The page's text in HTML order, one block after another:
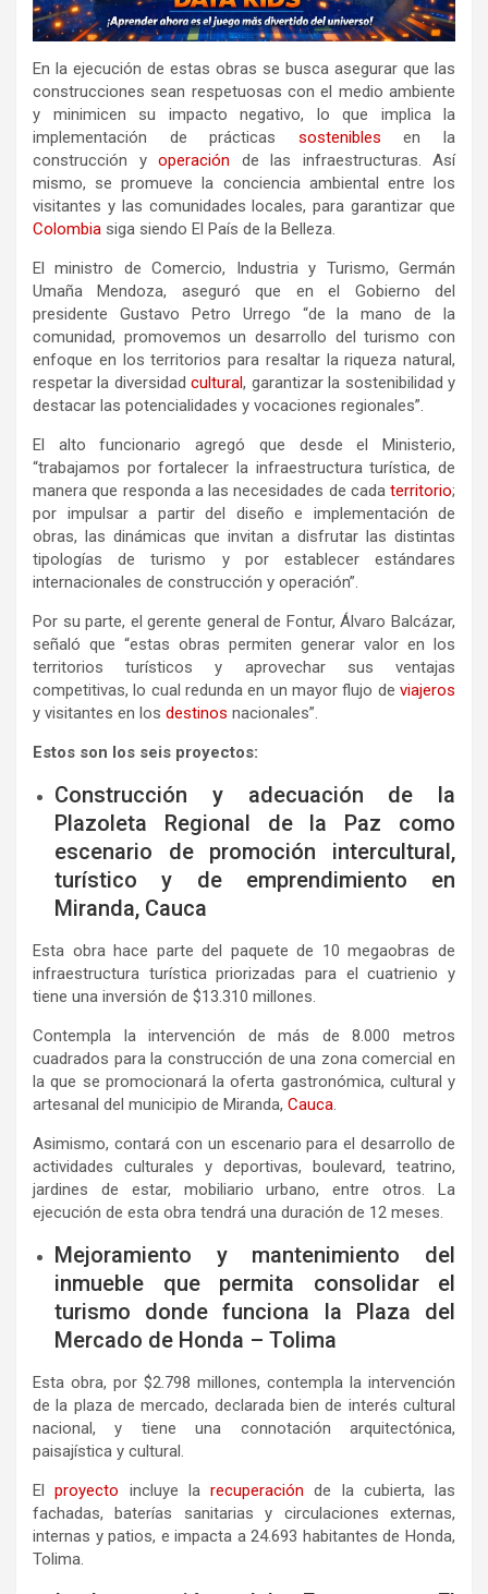
En la ejecución de estas obras se busca asegurar que las
construcciones sean respetuosas con el medio ambiente
y minimicen su impacto negativo, lo que implica la
implementación de prácticas sostenibles en la
construcción y operación de las infraestructuras. Así
mismo, se promueve la conciencia ambiental entre los
visitantes y las comunidades locales, para garantizar que
Colombia siga siendo El País de la Belleza.
El ministro de Comercio, Industria y Turismo, Germán
Umaña Mendoza, aseguró que en el Gobierno del
presidente Gustavo Petro Urrego “de la mano de la
comunidad, promovemos un desarrollo del turismo con
enfoque en los territorios para resaltar la riqueza natural,
respetar la diversidadcultural, garantizar la sostenibilidad y
destacar las potencialidades y vocaciones regionales”.
El alto funcionario agregó que desde el Ministerio,
“trabajamos por fortalecer la infraestructura turística, de
manera que responda a las necesidades de cada territorio;
por impulsar a partir del diseño e implementación de
obras, las dinámicas que invitan a disfrutar las distintas
tipologías de turismo y por establecer estándares
internacionales de construcción y operación”.
Por su parte, el gerente general de Fontur, Álvaro Balcázar,
señaló que “estas obras permiten generar valor en los
territorios turísticos y aprovechar sus ventajas
competitivas, lo cual redunda en un mayor flujo de viajeros
y visitantes en los destinos nacionales”.
Estos son los seis proyectos:
Construcción y adecuación de la
Plazoleta Regional de la Paz como
escenario de promoción intercultural,
turístico y de emprendimiento en
Miranda, Cauca
Esta obra hace parte del paquete de 10 megaobras de
infraestructura turística priorizadas para el cuatrienio y
tiene una inversión de $13.310 millones.
Contempla la intervención de más de 8.000 metros
cuadrados para la construcción de una zona comercial en
la que se promocionará la oferta gastronómica, cultural y
artesanal del municipio de Miranda, Cauca.
Asimismo, contará con un escenario para el desarrollo de
actividades culturales y deportivas, boulevard, teatrino,
jardines de estar, mobiliario urbano, entre otros. La
ejecución de esta obra tendrá una duración de 12 meses.
Mejoramiento y mantenimiento del
inmueble que permita consolidar el
turismo donde funciona la Plaza del
Mercado de Honda – Tolima
Esta obra, por $2.798 millones, contempla la intervención
de la plaza de mercado, declarada bien de interés cultural
nacional, y tiene una connotación arquitectónica,
paisajística y cultural.
Elproyecto incluye la recuperación de la cubierta, las
fachadas, baterías sanitarias y circulaciones externas,
internas y patios, e impacta a 24.693 habitantes de Honda,
Tolima.